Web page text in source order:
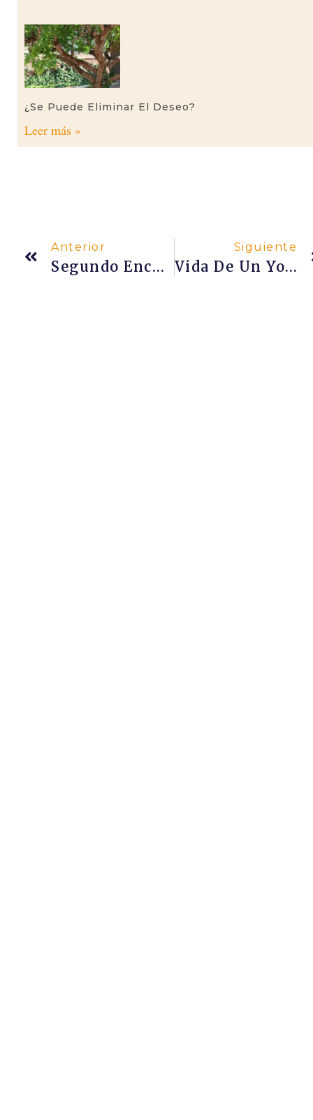
¿Se Puede Eliminar El Deseo?
Leer más »
Anterior
Segundo Encuentro De Hindúes De España
Siguiente
Vida De Un Yogui Con Sri Dharma Mittra